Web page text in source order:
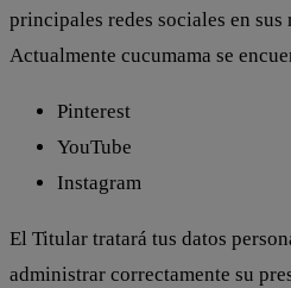
principales redes sociales en sus
Actualmente cucumama se
Pinterest
YouTube
Instagram
El Titular tratará tus datos
administrar correctamente su